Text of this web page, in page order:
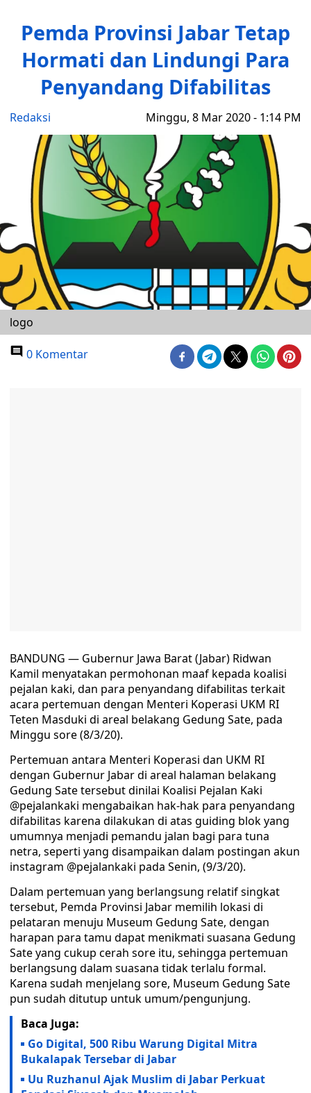
Pemda Provinsi Jabar Tetap
Hormati dan Lindungi Para
Penyandang Difabilitas
Redaksi Minggu, 8 Mar 2020 - 1:14 PM
logo
0 Komentar
BANDUNG — Gubernur Jawa Barat (Jabar) Ridwan
Kamil menyatakan permohonan maaf kepada koalisi
pejalan kaki, dan para penyandang difabilitas terkait
acara pertemuan dengan Menteri Koperasi UKM RI
Teten Masduki di areal belakang Gedung Sate, pada
Minggu sore (8/3/20).
Pertemuan antara Menteri Koperasi dan UKM RI
dengan Gubernur Jabar di areal halaman belakang
Gedung Sate tersebut dinilai Koalisi Pejalan Kaki
@pejalankaki mengabaikan hak-hak para penyandang
difabilitas karena dilakukan di atas guiding blok yang
umumnya menjadi pemandu jalan bagi para tuna
netra, seperti yang disampaikan dalam postingan akun
instagram @pejalankaki pada Senin, (9/3/20).
Dalam pertemuan yang berlangsung relatif singkat
tersebut, Pemda Provinsi Jabar memilih lokasi di
pelataran menuju Museum Gedung Sate, dengan
harapan para tamu dapat menikmati suasana Gedung
Sate yang cukup cerah sore itu, sehingga pertemuan
berlangsung dalam suasana tidak terlalu formal.
Karena sudah menjelang sore, Museum Gedung Sate
pun sudah ditutup untuk umum/pengunjung.
Baca Juga:
Go Digital, 500 Ribu Warung Digital Mitra
Bukalapak Tersebar di Jabar
Uu Ruzhanul Ajak Muslim di Jabar Perkuat